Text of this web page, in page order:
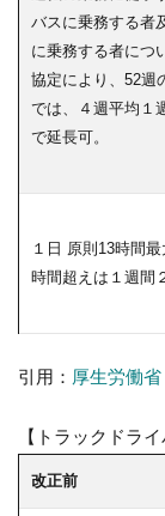
バスに乗務する者
に乗務する者につ
協定により、52週
では、４週平均１
で延長可。
１日 原則13時間
時間超えは１週間
引用： 厚生労働
【トラックドラ
改正前